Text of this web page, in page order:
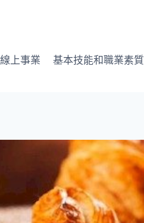
線上事業 基本技能和職業素質